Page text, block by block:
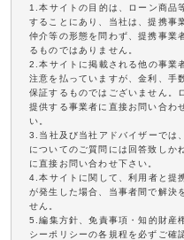
1.本サイトの目的は、ローン商品
することにあり、当社は、提携事
仲介等の形態を問わず、提携事業
るものではありません。
2.本サイトに掲載される他の事業
注意を払っていますが、金利、手
保証するものではございません。
提供する事業者に直接お問い合わ
い。
3.当社及び当社アドバイザーでは
についてのご質問には回答致しか
に直接お問い合わせ下さい。
4.本サイトに関して、利用者と提
が発生した場合、当事者間で解決
せん。
5.編集方針、免責事項・知的財産
シーポリシーの各規程を必ずご確